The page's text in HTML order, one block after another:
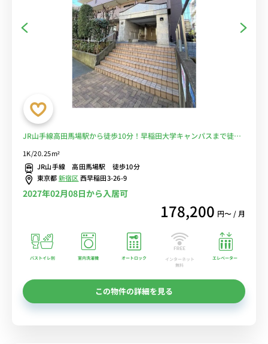
JR山手線高田馬場駅から徒歩10分！早稲田大学キャンパスまで徒歩
1K/20.25m²
JR山手線 高田馬場駅 徒歩10分
東京都新宿区西早稲田3-26-9
2027年02月08日から入居可
178,200 円〜 / 月
バストイレ別 室内洗濯機 オートロック
インターネット
無料
エレベーター
この物件の詳細を見る